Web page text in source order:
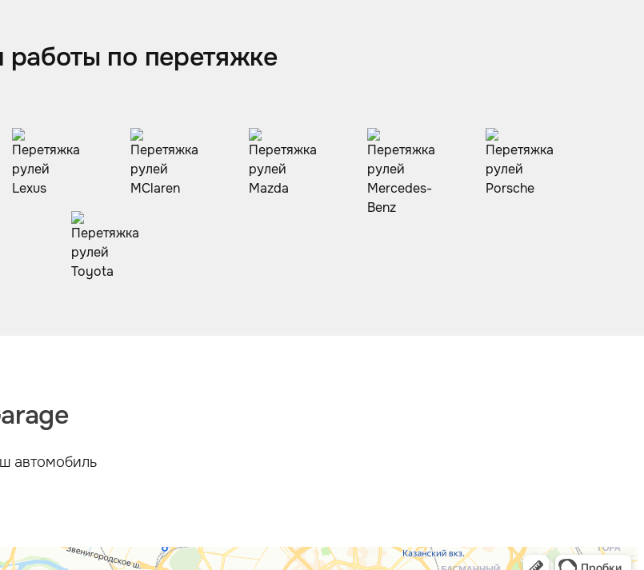
по перетяжке
автомобиль